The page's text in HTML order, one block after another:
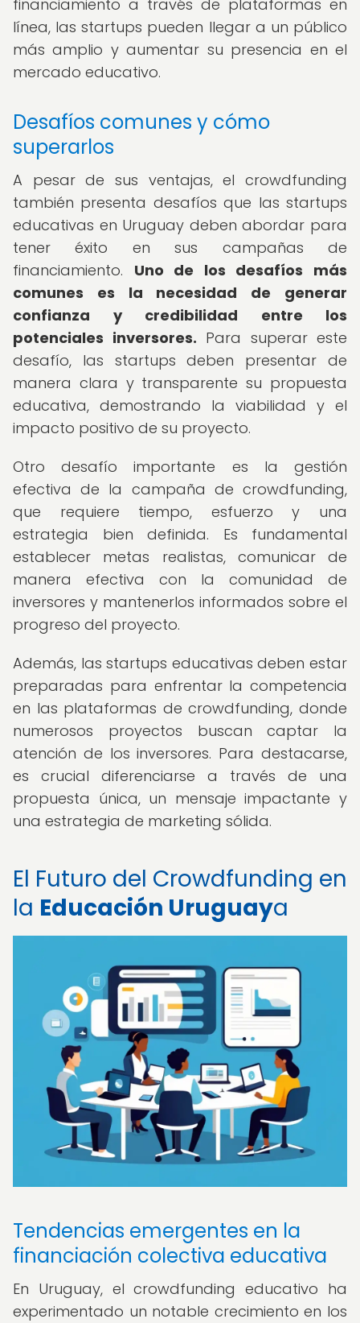
financiamiento a través de plataformas en
línea, las startups pueden llegar a un público
más amplio y aumentar su presencia en el
mercado educativo.
Desafíos comunes y cómo
superarlos
A pesar de sus ventajas, el crowdfunding
también presenta desafíos que las startups
educativas en Uruguay deben abordar para
tener éxito en sus campañas de
financiamiento. Uno de los desafíos más
comunes es la necesidad de generar
confianza y credibilidad entre los
potenciales inversores. Para superar este
desafío, las startups deben presentar de
manera clara y transparente su propuesta
educativa, demostrando la viabilidad y el
impacto positivo de su proyecto.
Otro desafío importante es la gestión
efectiva de la campaña de crowdfunding,
que requiere tiempo, esfuerzo y una
estrategia bien definida. Es fundamental
establecer metas realistas, comunicar de
manera efectiva con la comunidad de
inversores y mantenerlos informados sobre el
progreso del proyecto.
Además, las startups educativas deben estar
preparadas para enfrentar la competencia
en las plataformas de crowdfunding, donde
numerosos proyectos buscan captar la
atención de los inversores. Para destacarse,
es crucial diferenciarse a través de una
propuesta única, un mensaje impactante y
una estrategia de marketing sólida.
El Futuro del Crowdfunding en
la Educación Uruguaya
Tendencias emergentes en la
financiación colectiva educativa
En Uruguay, el crowdfunding educativo ha
experimentado un notable crecimiento en los